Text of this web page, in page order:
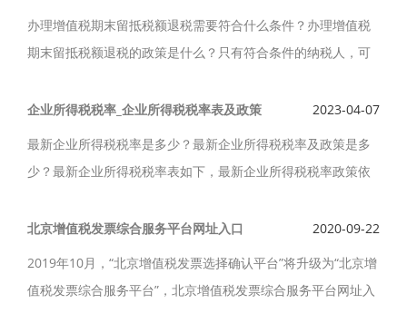
办理增值税期末留抵税额退税需要符合什么条件？办理增值税
期末留抵税额退税的政策是什么？只有符合条件的纳税人，可
企业所得税税率_企业所得税税率表及政策
2023-04-07
最新企业所得税税率是多少？最新企业所得税税率及政策是多
少？最新企业所得税税率表如下，最新企业所得税税率政策依
的数量关系或者比率。
北京增值税发票综合服务平台网址入口
2020-09-22
2019年10月，“北京增值税发票选择确认平台”将升级为“北京增
值税发票综合服务平台”，北京增值税发票综合服务平台网址入